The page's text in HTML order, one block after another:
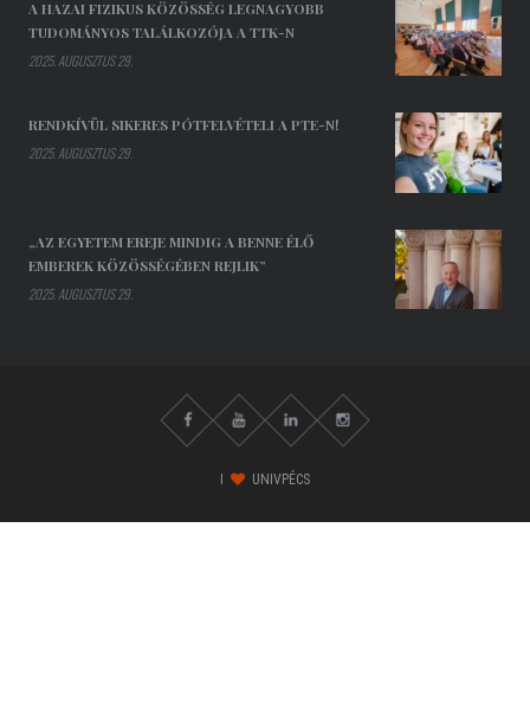
A HAZAI FIZIKUS KÖZÖSSÉG LEGNAGYOBB
TUDOMÁNYOS TALÁLKOZÓJA A TTK-N
2025. AUGUSZTUS 29.
RENDKÍVÜL SIKERES PÓTFELVÉTELI A PTE-N!
2025. AUGUSZTUS 29.
„AZ EGYETEM EREJE MINDIG A BENNE ÉLŐ
EMBEREK KÖZÖSSÉGÉBEN REJLIK”
2025. AUGUSZTUS 29.
UNIVPÉCS